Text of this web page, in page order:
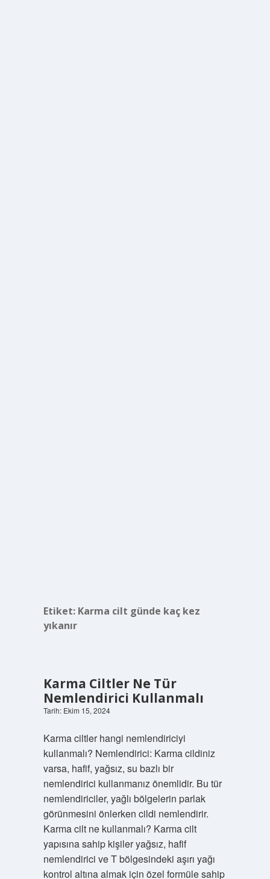
Etiket: Karma cilt günde kaç kez
yıkanır
Karma Ciltler Ne Tür
Nemlendirici Kullanmalı
Tarih: Ekim 15, 2024
Karma ciltler hangi nemlendiriciyi
kullanmalı? Nemlendirici: Karma cildiniz
varsa, hafif, yağsız, su bazlı bir
nemlendirici kullanmanız önemlidir. Bu tür
nemlendiriciler, yağlı bölgelerin parlak
görünmesini önlerken cildi nemlendirir.
Karma cilt ne kullanmalı? Karma cilt
yapısına sahip kişiler yağsız, hafif
nemlendirici ve T bölgesindeki aşırı yağı
kontrol altına almak için özel formüle sahip